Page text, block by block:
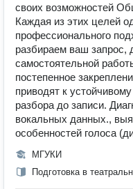
своих возможностей
Каждая из этих целей
профессионального
разбираем ваш запрос,
самостоятельной
постепенное
приводят к
разбора до записи.
вокальных данных.,
особенностей голоса
МГУКИ
Подготовка в